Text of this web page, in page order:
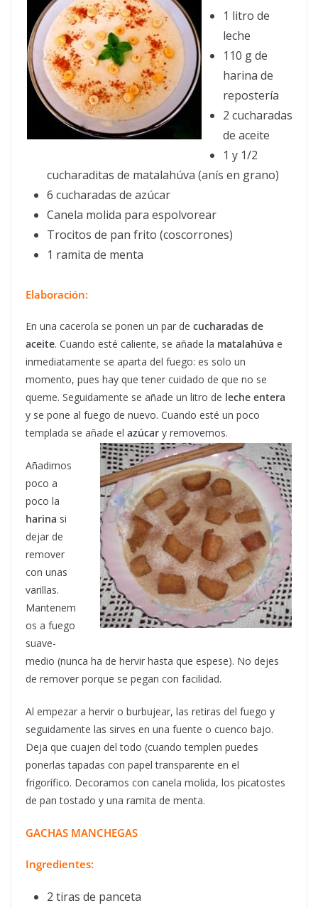
1 litro de
leche
110 g de
harina de
repostería
2 cucharadas
de aceite
1 y 1/2
cucharaditas de matalahúva (anís en grano)
6 cucharadas de azúcar
Canela molida para espolvorear
Trocitos de pan frito (coscorrones)
1 ramita de menta
Elaboración:
En una cacerola se ponen un par de cucharadas de
aceite. Cuando esté caliente, se añade la matalahúva e
inmediatamente se aparta del fuego: es solo un
momento, pues hay que tener cuidado de que no se
queme. Seguidamente se añade un litro de leche entera
y se pone al fuego de nuevo. Cuando esté un poco
templada se añade el azúcar y removemos.
Añadimos
poco a
poco la
harina si
dejar de
remover
con unas
varillas.
Mantenem
os a fuego
suave-
medio (nunca ha de hervir hasta que espese). No dejes
de remover porque se pegan con facilidad.
Al empezar a hervir o burbujear, las retiras del fuego y
seguidamente las sirves en una fuente o cuenco bajo.
Deja que cuajen del todo (cuando templen puedes
ponerlas tapadas con papel transparente en el
frigorífico. Decoramos con canela molida, los picatostes
de pan tostado y una ramita de menta.
GACHAS MANCHEGAS
Ingredientes:
2 tiras de panceta